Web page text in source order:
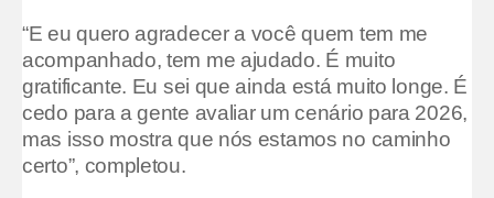
“E eu quero agradecer a você quem tem me
acompanhado, tem me ajudado. É muito
gratificante. Eu sei que ainda está muito longe. É
cedo para a gente avaliar um cenário para 2026,
mas isso mostra que nós estamos no caminho
certo”, completou.